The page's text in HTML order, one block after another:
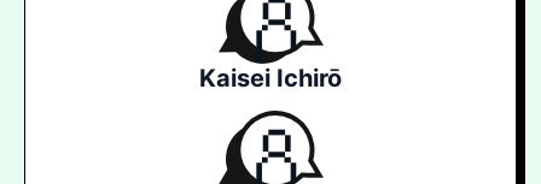
Kaisei Ichirō